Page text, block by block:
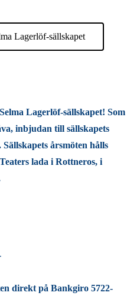
Lagerlöf-sällskapet
Lagerlöf-sällskapet! Som
inbjudan till sällskapets
årsmöten hålls
lada i Rottneros, i
direkt på Bankgiro 5722-